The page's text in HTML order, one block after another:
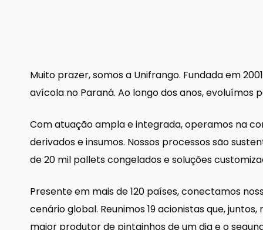
Muito prazer, somos a Unifrango. Fundada em
avícola no Paraná. Ao longo dos anos,
Com atuação ampla e integrada, operamos na
derivados e insumos. Nossos processos são
de 20 mil pallets congelados e soluções
Presente em mais de 120 países, conectamos
cenário global. Reunimos 19 acionistas que,
maior produtor de pintainhos de um dia e o